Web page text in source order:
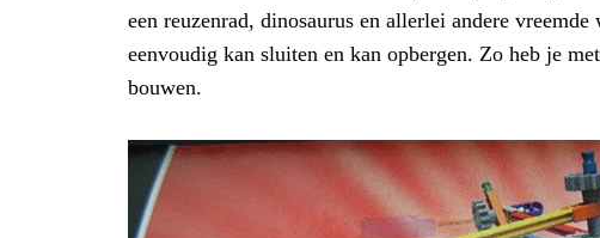
een reuzenrad, dinosaurus en allerlei andere
eenvoudig kan sluiten en kan opbergen. Zo heb je
bouwen.